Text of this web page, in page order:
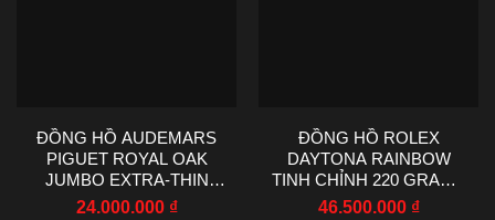
ĐỒNG HỒ AUDEMARS
PIGUET ROYAL OAK
JUMBO EXTRA-THIN
15202IP TITANIUM ZF
24.000.000 ₫
ĐỒNG HỒ ROLEX
DAYTONA RAINBOW
TINH CHỈNH 220 GRAMS
MOISSANITE RUBY
46.500.000 ₫